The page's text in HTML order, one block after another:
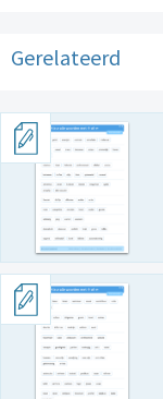
Gerelateerd